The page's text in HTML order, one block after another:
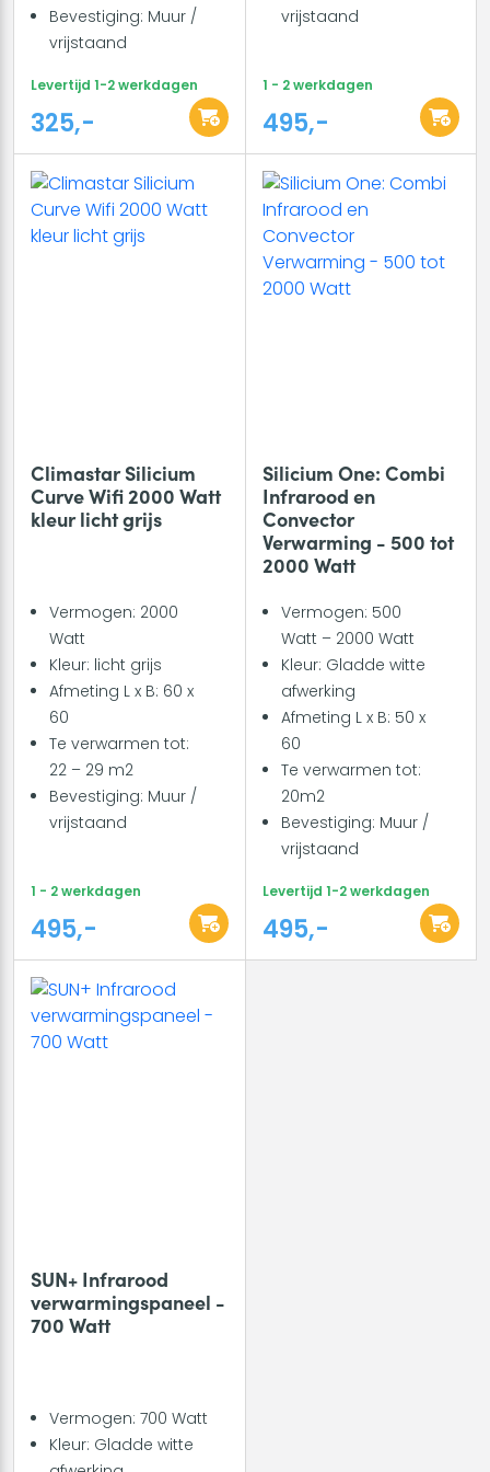
Bevestiging: Muur /
vrijstaand
Levertijd 1-2 werkdagen
325,-
vrijstaand
1 - 2 werkdagen
495,-
Climastar Silicium
Curve Wifi 2000 Watt
kleur licht grijs
Vermogen: 2000
Watt
Kleur: licht grijs
Afmeting L x B: 60 x
60
Te verwarmen tot:
22 – 29 m2
Bevestiging: Muur /
vrijstaand
1 - 2 werkdagen
495,-
Silicium One: Combi
Infrarood en
Convector
Verwarming - 500 tot
2000 Watt
Vermogen: 500
Watt – 2000 Watt
Kleur: Gladde witte
afwerking
Afmeting L x B: 50 x
60
Te verwarmen tot:
20m2
Bevestiging: Muur /
vrijstaand
Levertijd 1-2 werkdagen
495,-
SUN+ Infrarood
verwarmingspaneel -
700 Watt
Vermogen: 700 Watt
Kleur: Gladde witte